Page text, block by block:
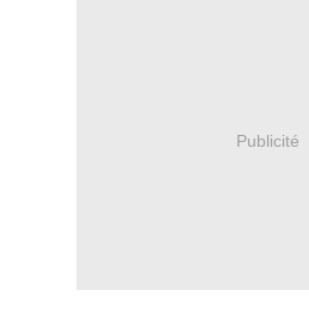
Publicité